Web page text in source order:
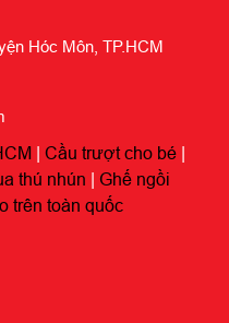
Hóc Môn, TP.HCM
| Cầu trượt cho bé |
thú nhún | Ghế ngồi
trên toàn quốc